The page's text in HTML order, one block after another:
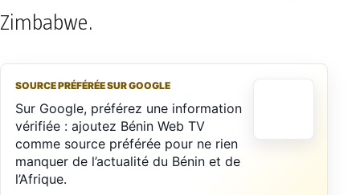
Zimbabwe.
SOURCE PRÉFÉRÉE SUR GOOGLE
Sur Google, préférez une information
vérifiée : ajoutez Bénin Web TV
comme source préférée pour ne rien
manquer de l’actualité du Bénin et de
l’Afrique.